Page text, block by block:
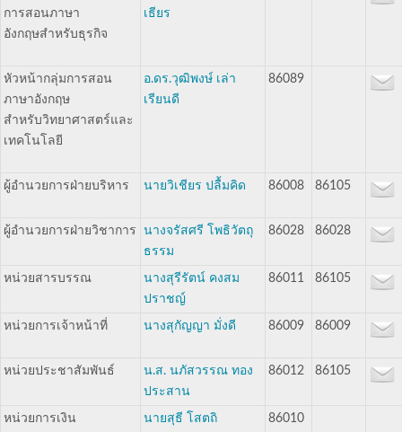
การสอนภาษา
อังกฤษสำหรับธุรกิจ
เธียร
หัวหน้ากลุ่มการสอน
ภาษาอังกฤษ
สำหรับวิทยาศาสตร์และ
เทคโนโลยี
อ.ดร.วุฒิพงษ์ เล่า
เรียนดี
86089
ผู้อำนวยการฝ่ายบริหาร นายวิเชียร ปลื้มคิด 86008 86105
ผู้อำนวยการฝ่ายวิชาการ
นางจรัสศรี โพธิวัตถุ
ธรรม
86028 86028
หน่วยสารบรรณ
นางสุรีรัตน์ คงสม
ปราชญ์
86011 86105
หน่วยการเจ้าหน้าที่ นางสุกัญญา มั่งดี 86009 86009
หน่วยประชาสัมพันธ์
น.ส. นภัสวรรณ ทอง
ประสาน
86012 86105
หน่วยการเงิน
นายสุธี โสตถิ
86010